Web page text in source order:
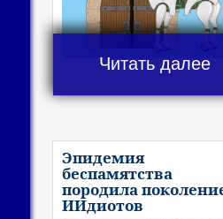
Читать далее
Эпидемия
беспамятства
породила
ИИдиотов